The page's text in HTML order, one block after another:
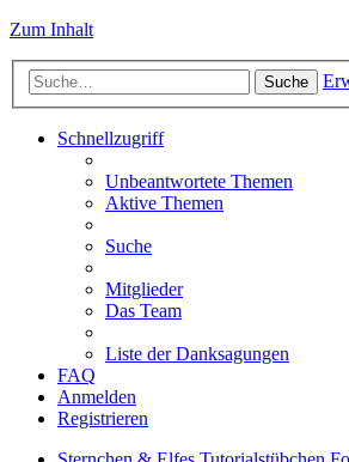
Zum Inhalt
Suche
Schnellzugriff
Unbeantwortete Themen
Aktive Themen
Suche
Mitglieder
Das Team
Liste der Danksagungen
FAQ
Anmelden
Registrieren